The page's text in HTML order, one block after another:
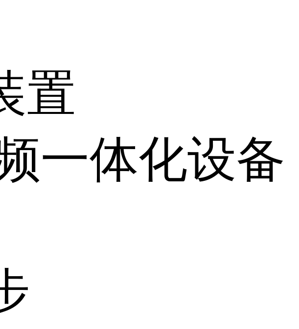
置
一体化设备